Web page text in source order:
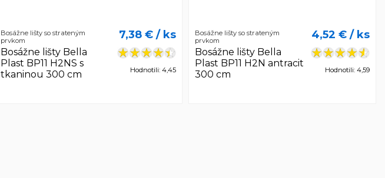
Bosážne lišty so strateným
prvkom
Bosážne lišty Bella
Plast BP11 H2NS s
tkaninou 300 cm
7,38 €/ ks
Hodnotili: 4,45
Bosážne lišty so strateným
prvkom
Bosážne lišty Bella
Plast BP11 H2N antracit
300 cm
4,52 €/ ks
Hodnotili: 4,59